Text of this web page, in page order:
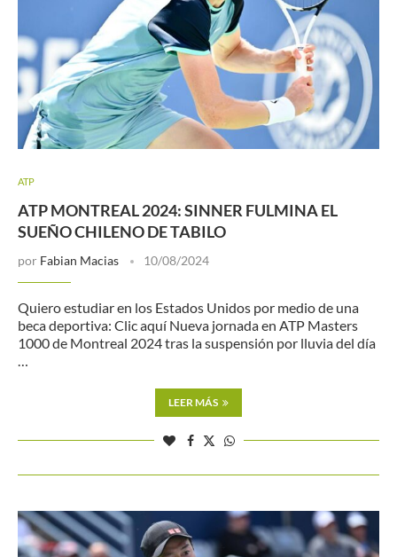
ATP
ATP MONTREAL 2024: SINNER FULMINA EL
SUEÑO CHILENO DE TABILO
por Fabian Macias 10/08/2024
Quiero estudiar en los Estados Unidos por medio de una
beca deportiva: Clic aquí Nueva jornada en ATP Masters
1000 de Montreal 2024 tras la suspensión por lluvia del día
…
LEER MÁS